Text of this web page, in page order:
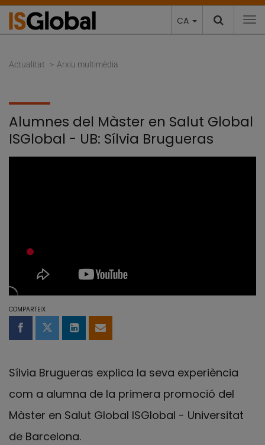
CA
Actualitat Arxiu multimèdia
Alumnes del Màster en Salut Global
ISGlobal - UB: Sílvia Brugueras
COMPARTEIX
Compartir a Facebook
Compartir a Twitter
Comparteix a LinkedIn
Comparteix per email
Sílvia Brugueras explica la seva experiència
com a alumna de la primera promoció del
Màster en Salut Global ISGlobal - Universitat
de Barcelona.